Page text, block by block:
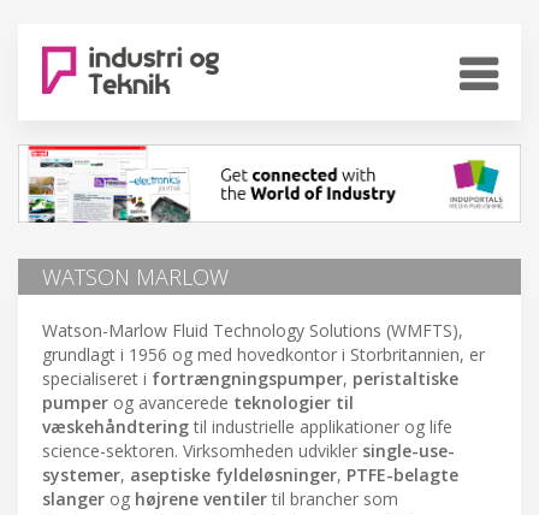
WATSON MARLOW
Watson-Marlow Fluid Technology Solutions (WMFTS),
grundlagt i 1956 og med hovedkontor i Storbritannien, er
specialiseret i fortrængningspumper, peristaltiske
pumper og avancerede teknologier til
væskehåndteringtil industrielle applikationer og life
science-sektoren. Virksomheden udvikler single-use-
systemer, aseptiske fyldeløsninger, PTFE-belagte
slanger og højrene ventilertil brancher som